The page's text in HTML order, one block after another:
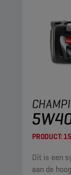
PRODUCT:
Dit is een
aan de